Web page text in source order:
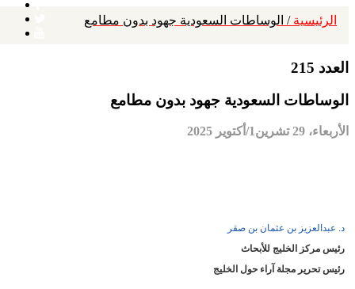
الرئيسية / الوساطات السعودية جهود بدون مطامع
العدد 215
الوساطات السعودية جهود بدون مطامع
الأربعاء، 29 تشرين1/أكتوير 2025
د. عبدالعزيز بن عثمان بن صقر
رئيس مركز الخليج للأبحاث
رئيس تحرير مجلة آراء حول الخليج